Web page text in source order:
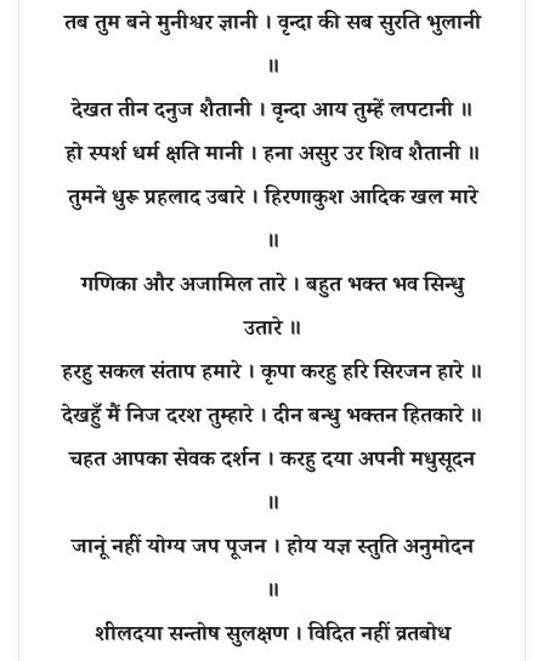
तब तुम बने मुनीश्वर ज्ञानी । वृन्दा की सब सुरति भुलानी
॥
देखत तीन दनुज शैतानी । वृन्दा आय तुम्हें लपटानी ॥
हो स्पर्श धर्म क्षति मानी । हना असुर उर शिव शैतानी ॥
तुमने धुरू प्रहलाद उबारे । हिरणाकुश आदिक खल मारे
॥
गणिका और अजामिल तारे । बहुत भक्त भव सिन्धु
उतारे ॥
हरहु सकल संताप हमारे । कृपा करहु हरि सिरजन हारे ॥
देखहुँ मैं निज दरश तुम्हारे । दीन बन्धु भक्तन हितकारे ॥
चहत आपका सेवक दर्शन । करहु दया अपनी मधुसूदन
॥
जानूं नहीं योग्य जप पूजन । होय यज्ञ स्तुति अनुमोदन
॥
शीलदया सन्तोष सुलक्षण । विदित नहीं व्रतबोध